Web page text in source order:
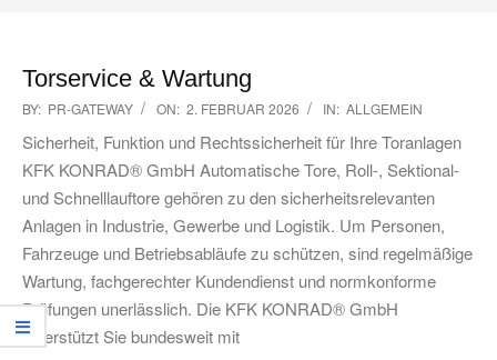
Torservice & Wartung
2026-
02-
02
BY: PR-GATEWAY ON: 2. FEBRUAR 2026 IN: ALLGEMEIN
Sicherheit, Funktion und Rechtssicherheit für Ihre Toranlagen
KFK KONRAD® GmbH Automatische Tore, Roll-, Sektional-
und Schnelllauftore gehören zu den sicherheitsrelevanten
Anlagen in Industrie, Gewerbe und Logistik. Um Personen,
Fahrzeuge und Betriebsabläufe zu schützen, sind regelmäßige
Wartung, fachgerechter Kundendienst und normkonforme
Prüfungen unerlässlich. Die KFK KONRAD® GmbH
unterstützt Sie bundesweit mit